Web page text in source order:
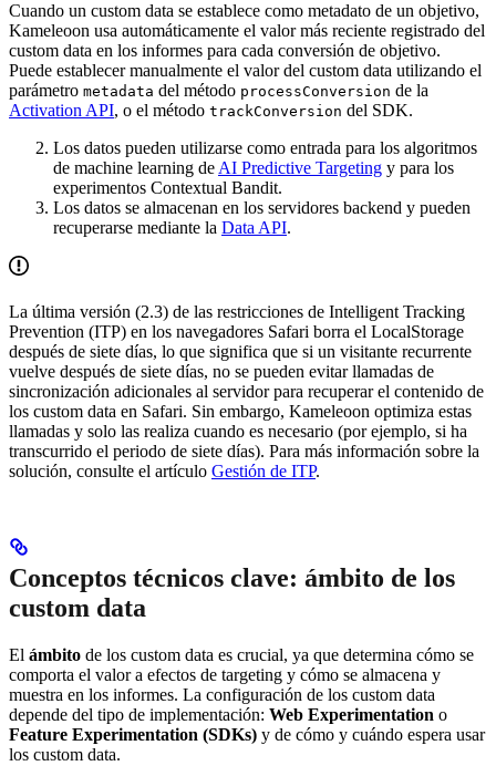
Cuando un custom data se establece como metadato de un objetivo,
Kameleoon usa automáticamente el valor más reciente registrado del
custom data en los informes para cada conversión de objetivo.
Puede establecer manualmente el valor del custom data utilizando el
parámetro metadata del método processConversion de la
Activation API, o el método trackConversion del SDK.
Los datos pueden utilizarse como entrada para los algoritmos
de machine learning de AI Predictive Targeting y para los
experimentos Contextual Bandit.
Los datos se almacenan en los servidores backend y pueden
recuperarse mediante la Data API.
La última versión (2.3) de las restricciones de Intelligent Tracking
Prevention (ITP) en los navegadores Safari borra el LocalStorage
después de siete días, lo que significa que si un visitante recurrente
vuelve después de siete días, no se pueden evitar llamadas de
sincronización adicionales al servidor para recuperar el contenido de
los custom data en Safari. Sin embargo, Kameleoon optimiza estas
llamadas y solo las realiza cuando es necesario (por ejemplo, si ha
transcurrido el periodo de siete días). Para más información sobre la
solución, consulte el artículo Gestión de ITP.
Conceptos técnicos clave: ámbito de los
custom data
El ámbito de los custom data es crucial, ya que determina cómo se
comporta el valor a efectos de targeting y cómo se almacena y
muestra en los informes. La configuración de los custom data
depende del tipo de implementación: Web Experimentation o
Feature Experimentation (SDKs) y de cómo y cuándo espera usar
los custom data.